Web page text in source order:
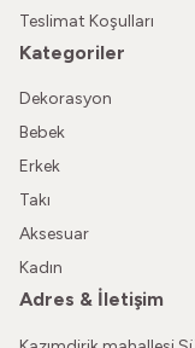
Teslimat Koşulları
Kategoriler
Dekorasyon
Bebek
Erkek
Takı
Aksesuar
Kadın
Adres & İletişim